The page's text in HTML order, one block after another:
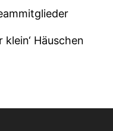
klein‘ Häuschen